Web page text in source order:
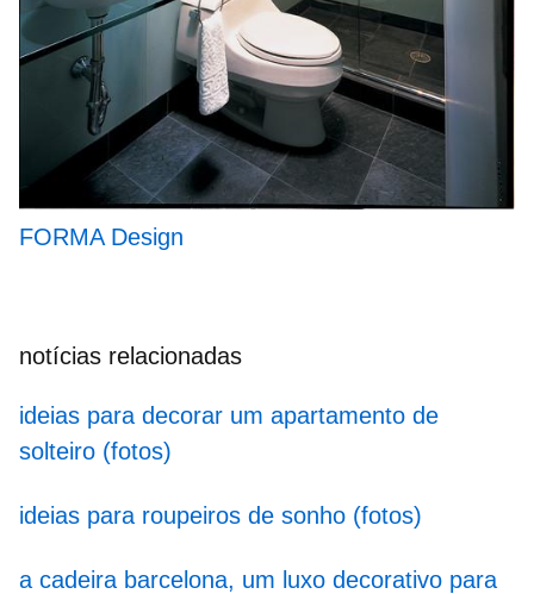
FORMA Design
notícias relacionadas
ideias para decorar um apartamento de
solteiro (fotos)
ideias para roupeiros de sonho (fotos)
a cadeira barcelona, um luxo decorativo para